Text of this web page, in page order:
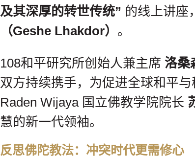
及其深厚的转世传统” 的线上讲座
（Geshe Lhakdor） 。
108和平研究所创始人兼主席 洛桑
双方持续携手，为促进全球和平与
Raden Wijaya 国立佛教学院院长
慧的新一代领袖。
反思佛陀教法：冲突时代更需修心